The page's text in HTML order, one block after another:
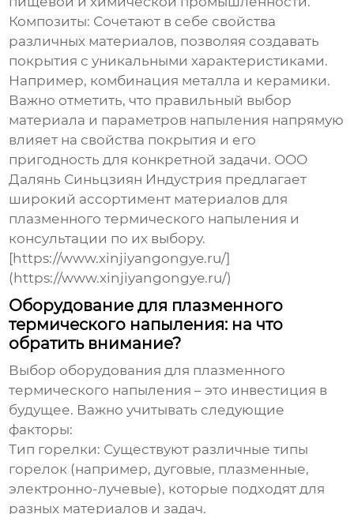
Композиты: Сочетают в себе свойства
различных материалов, позволяя создавать
покрытия с уникальными характеристиками.
Например, комбинация металла и керамики.
Важно отметить, что правильный выбор
материала и параметров напыления напрямую
влияет на свойства покрытия и его
пригодность для конкретной задачи. ООО
Далянь Синьцзиян Индустрия предлагает
широкий ассортимент материалов для
плазменного термического напыления и
консультации по их выбору.
[https://www.xinjiyangongye.ru/]
(https://www.xinjiyangongye.ru/)
Оборудование для плазменного
термического напыления: на что
обратить внимание?
Выбор оборудования для плазменного
термического напыления – это инвестиция в
будущее. Важно учитывать следующие
факторы:
Тип горелки: Существуют различные типы
горелок (например, дуговые, плазменные,
электронно-лучевые), которые подходят для
разных материалов и задач.